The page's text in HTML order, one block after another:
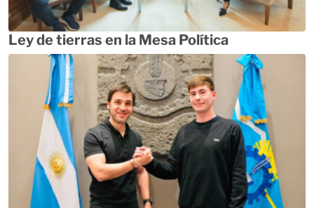
Ley de tierras en la Mesa Política